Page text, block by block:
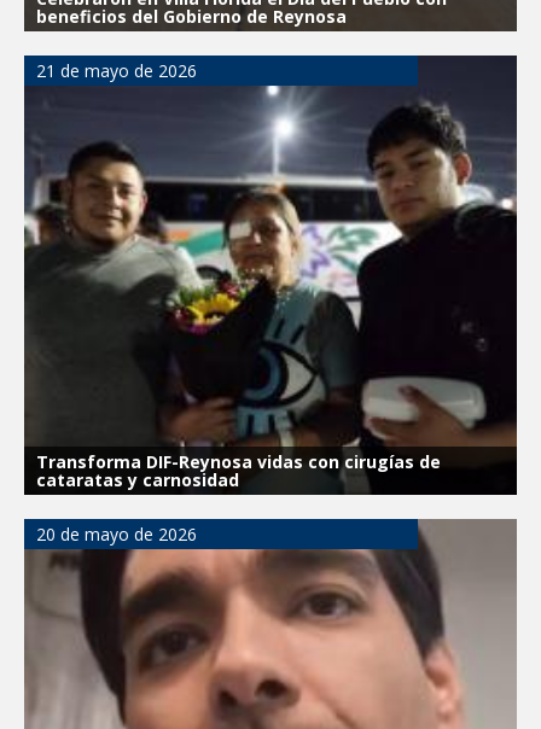
beneficios del Gobierno de Reynosa
21 de mayo de 2026
Transforma DIF-Reynosa vidas con cirugías de
cataratas y carnosidad
20 de mayo de 2026